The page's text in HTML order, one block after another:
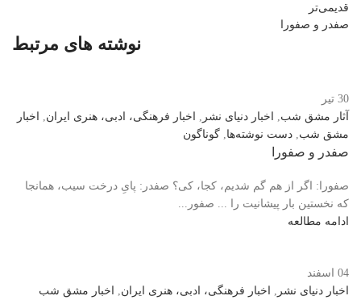
قدیمی‌تر
صفدر و صفورا
نوشته های مرتبط
30 تیر
آثار مشق شب
اخبار دنیای نشر اخبار فرهنگی، ادبی، هنری ایران
اخبار
مشق شب دست نوشته‌ها گوناگون
صفدر و صفورا
صفورا: اگر از هم گم شدیم، کجا، کی؟ صفدر: پایِ درخت سیب، همانجا
که نخستین بار پیشانیت را ... صفور...
ادامه مطالعه
04 اسفند
اخبار دنیای نشر
اخبار فرهنگی، ادبی، هنری ایران اخبار مشق شب